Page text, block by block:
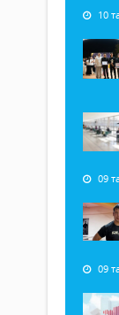
10
09
09